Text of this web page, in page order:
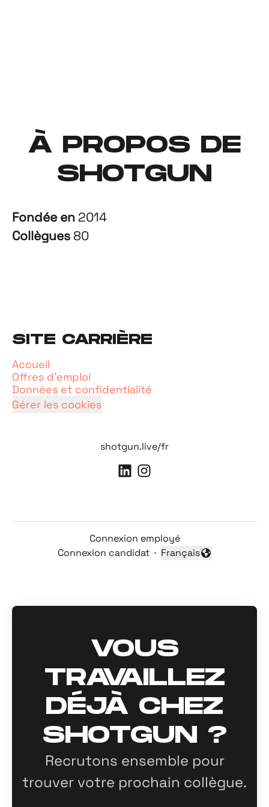
À PROPOS DE
SHOTGUN
Fondée en 2014
Collègues 80
SITE CARRIÈRE
Accueil
Offres d'emploi
Données et confidentialité
Gérer les cookies
shotgun.live/fr
Connexion employé
Connexion candidat · Changer la langue
Français
VOUS
TRAVAILLEZ
DÉJÀ CHEZ
SHOTGUN ?
Recrutons ensemble pour
trouver votre prochain collègue.